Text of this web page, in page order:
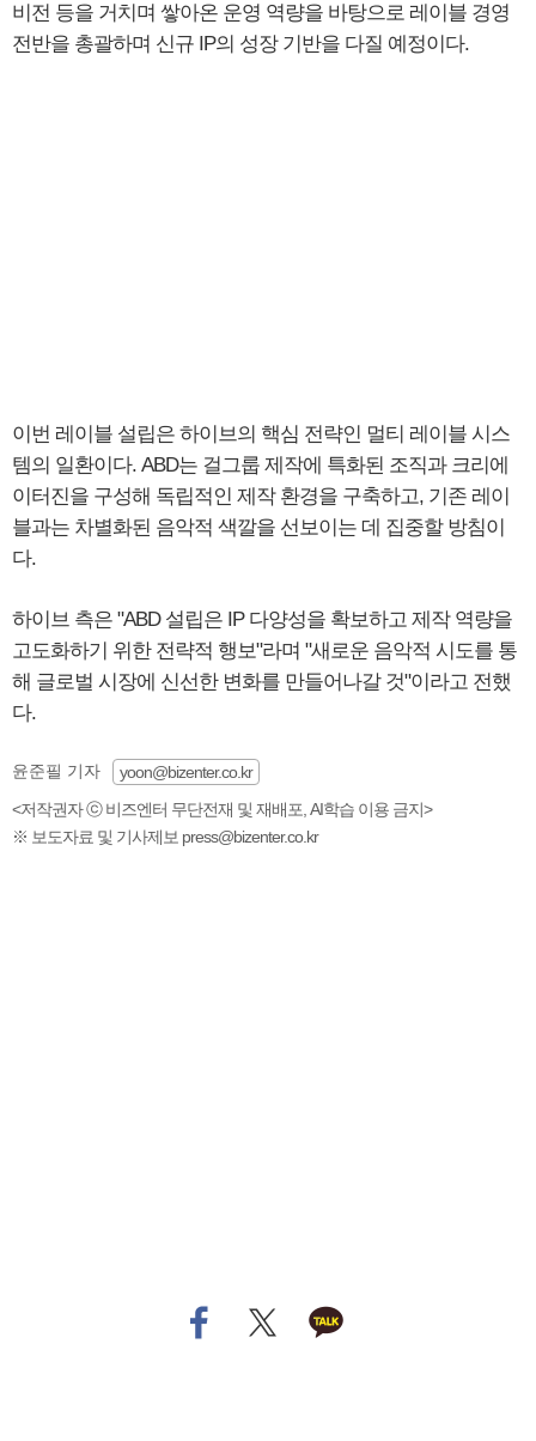
비전 등을 거치며 쌓아온 운영 역량을 바탕으로 레이블 경영
전반을 총괄하며 신규 IP의 성장 기반을 다질 예정이다.
이번 레이블 설립은 하이브의 핵심 전략인 멀티 레이블 시스
템의 일환이다. ABD는 걸그룹 제작에 특화된 조직과 크리에
이터진을 구성해 독립적인 제작 환경을 구축하고, 기존 레이
블과는 차별화된 음악적 색깔을 선보이는 데 집중할 방침이
다.
하이브 측은 "ABD 설립은 IP 다양성을 확보하고 제작 역량을
고도화하기 위한 전략적 행보"라며 "새로운 음악적 시도를 통
해 글로벌 시장에 신선한 변화를 만들어나갈 것"이라고 전했
다.
윤준필 기자
yoon@bizenter.co.kr
<저작권자 ⓒ 비즈엔터 무단전재 및 재배포, AI학습 이용 금지>
※ 보도자료 및 기사제보 press@bizenter.co.kr